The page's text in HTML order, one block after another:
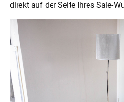
direkt auf der Seite Ihres Sale-